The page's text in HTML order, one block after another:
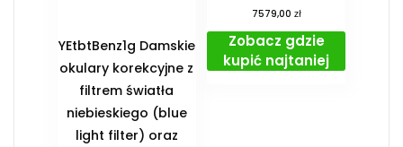
YEtbtBenz1g Damskie
okulary korekcyjne z
filtrem światła
niebieskiego (blue
light filter) oraz
7579,00 zł
Zobacz gdzie
kupić najtaniej